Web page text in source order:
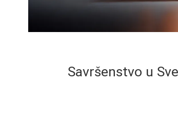
Savršenstvo u